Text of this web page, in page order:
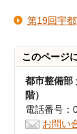
第19回宇
このページ
都市整備部
階）
電話番号
お問い